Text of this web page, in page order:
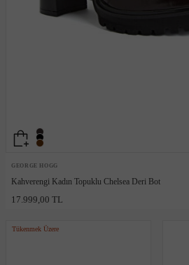
GEORGE HOGG
Kahverengi Kadın Topuklu Chelsea Deri Bot
17.999,00 TL
Tükenmek Üzere